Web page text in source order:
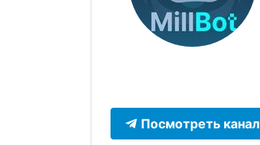
Посмотреть канал